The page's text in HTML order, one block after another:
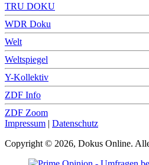
TRU DOKU
WDR Doku
Welt
Weltspiegel
Y-Kollektiv
ZDF Info
ZDF Zoom
Impressum | Datenschutz
Copyright © 2026, Dokus Online.